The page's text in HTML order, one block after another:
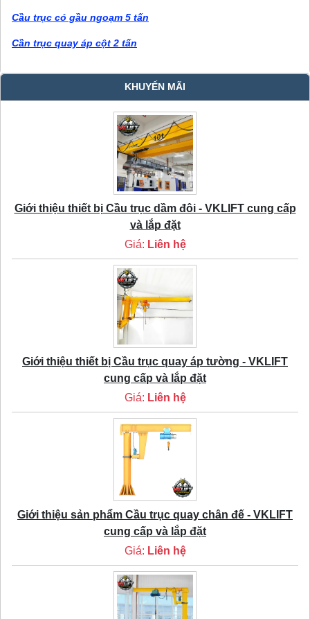
Cầu trục có gầu ngoạm 5 tấn
Cần trục quay áp cột 2 tấn
KHUYẾN MÃI
Giới thiệu thiết bị Cầu trục dầm đôi - VKLIFT cung cấp
và lắp đặt
Giá: Liên hệ
Giới thiệu thiết bị Cầu trục quay áp tường - VKLIFT
cung cấp và lắp đặt
Giá: Liên hệ
Giới thiệu sản phẩm Cầu trục quay chân đế - VKLIFT
cung cấp và lắp đặt
Giá: Liên hệ